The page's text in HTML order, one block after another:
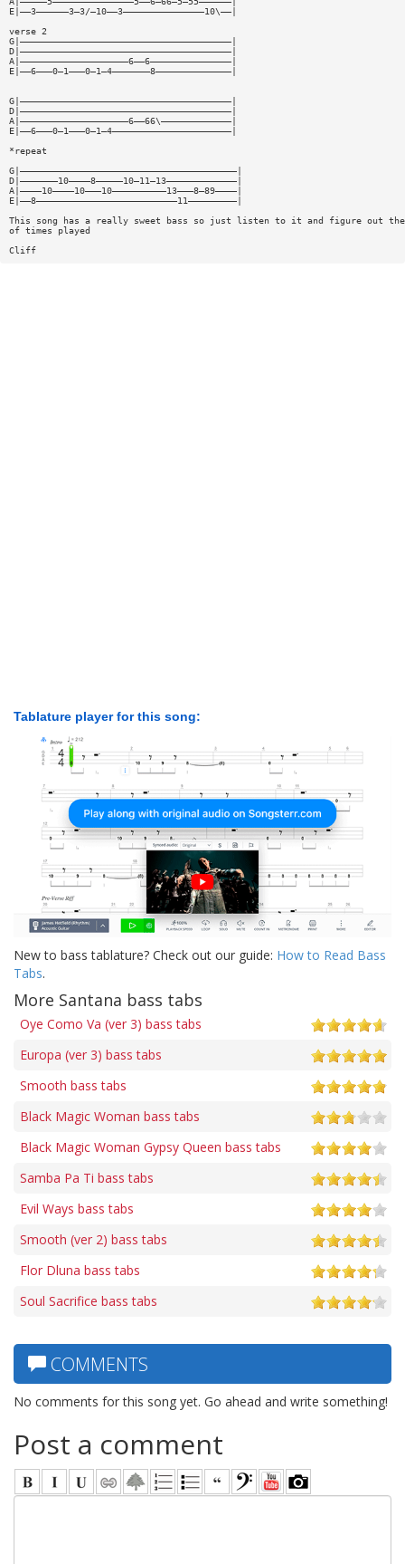
E|——3——————3—3/—10——3———————————————10\——|
verse 2
G|———————————————————————————————————————|
D|———————————————————————————————————————|
A|————————————————————6——6———————————————|
E|——6———0—1———0—1—4———————8——————————————|
G|———————————————————————————————————————|
D|———————————————————————————————————————|
A|————————————————————6——66\—————————————|
E|——6———0—1———0—1—4——————————————————————|
*repeat
G|————————————————————————————————————————|
D|———————10————8—————10—11—13—————————————|
A|————10————10———10——————————13———8—89————|
E|——8——————————————————————————11—————————|
This song has a really sweet bass so just listen to it and figure out the
of times played
Cliff
Tablature player for this song:
New to bass tablature? Check out our guide: How to Read Bass
Tabs.
More Santana bass tabs
Oye Como Va (ver 3) bass tabs
Europa (ver 3) bass tabs
Smooth bass tabs
Black Magic Woman bass tabs
Black Magic Woman Gypsy Queen bass tabs
Samba Pa Ti bass tabs
Evil Ways bass tabs
Smooth (ver 2) bass tabs
Flor Dluna bass tabs
Soul Sacrifice bass tabs
COMMENTS
No comments for this song yet. Go ahead and write something!
Post a comment